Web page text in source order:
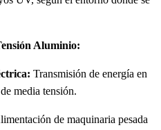
Aluminio:
Transmisión de energía en
media tensión.
de maquinaria pesada